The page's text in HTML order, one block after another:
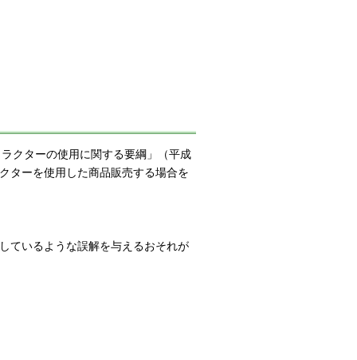
クターの使用に関する要綱」（平成
ターを使用した商品販売する場合を
ているような誤解を与えるおそれが